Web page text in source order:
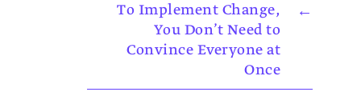
To Implement Change,
You Don’t Need to
Convince Everyone at
Once